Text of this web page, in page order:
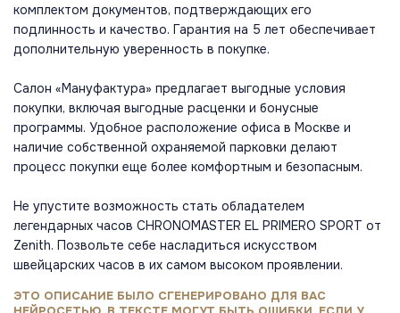
комплектом документов, подтверждающих его
подлинность и качество. Гарантия на 5 лет обеспечивает
дополнительную уверенность в покупке.
Салон «Мануфактура» предлагает выгодные условия
покупки, включая выгодные расценки и бонусные
программы. Удобное расположение офиса в Москве и
наличие собственной охраняемой парковки делают
процесс покупки еще более комфортным и безопасным.
Не упустите возможность стать обладателем
легендарных часов CHRONOMASTER EL PRIMERO SPORT от
Zenith. Позвольте себе насладиться искусством
швейцарских часов в их самом высоком проявлении.
ЭТО ОПИСАНИЕ БЫЛО СГЕНЕРИРОВАНО ДЛЯ ВАС